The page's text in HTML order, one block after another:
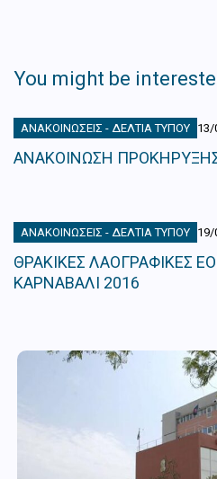
You might be
ΑΝΑΚΟΙΝΏΣΕΙΣ - ΔΕΛΤΊΑ ΤΎΠΟΥ 13/
ΑΝΑΚΟΙΝΩΣΗ
ΑΝΑΚΟΙΝΏΣΕΙΣ - ΔΕΛΤΊΑ ΤΎΠΟΥ 19/
ΘΡΑΚΙΚΕΣ ΛΑΟΓΡΑΦΙΚΕΣ
ΚΑΡΝΑΒΑΛΙ 2016